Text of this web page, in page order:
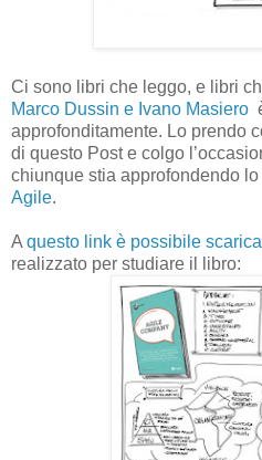
Ci sono libri che leggo, e libri
Marco Dussin e Ivano Masiero
approfonditamente. Lo prendo
di questo Post e colgo
chiunque stia approfondendo
Agile.
A questo link è possibile
realizzato per studiare il libro: